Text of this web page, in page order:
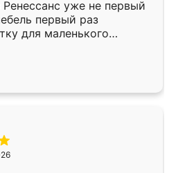
уже не первый
первый раз
для маленького
,во второй раз
По качеству очень
быстрая,
более разнообразный.
что-то потребуется из
только здесь.